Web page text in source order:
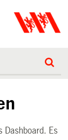
Dashboard. Es